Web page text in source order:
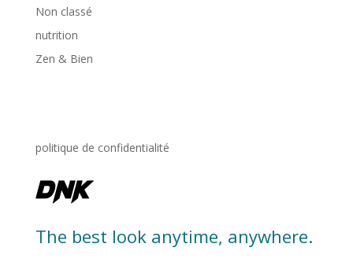
Non classé
nutrition
Zen & Bien
politique de confidentialité
The best look anytime, anywhere.